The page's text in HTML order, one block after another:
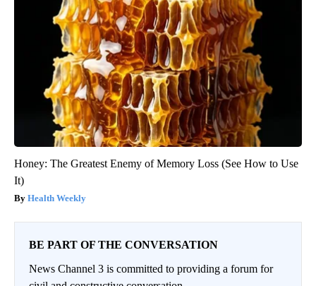
Honey: The Greatest Enemy of Memory Loss (See How to Use
It)
Health Weekly
BE PART OF THE CONVERSATION
News Channel 3 is committed to providing a forum for